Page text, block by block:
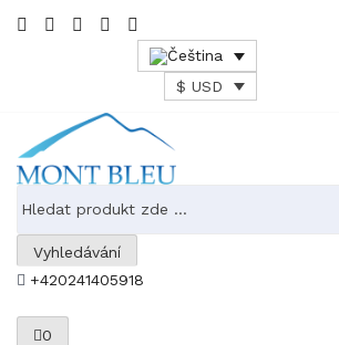
$ USD
Vyhledávání
+420241405918
0